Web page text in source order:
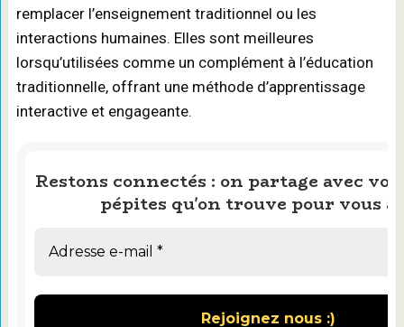
remplacer l’enseignement traditionnel ou les
interactions humaines. Elles sont meilleures
lorsqu’utilisées comme un complément à l’éducation
traditionnelle, offrant une méthode d’apprentissage
interactive et engageante.
Restons connectés : on partage avec
pépites qu'on trouve pour vous